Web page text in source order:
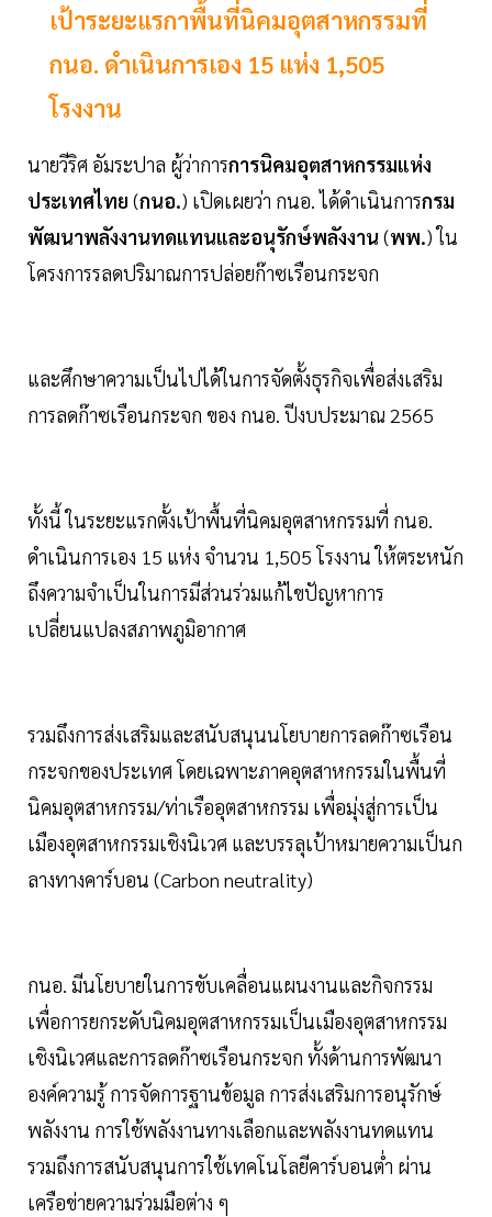
เป้าระยะแรกาพื้นที่นิคมอุตสาหกรรมที่
กนอ. ดำเนินการเอง 15 แห่ง 1,505
โรงงาน
นายวีริศ อัมระปาล ผู้ว่าการการนิคมอุตสาหกรรมแห่ง
ประเทศไทย (กนอ.) เปิดเผยว่า กนอ. ได้ดำเนินการกรม
พัฒนาพลังงานทดแทนและอนุรักษ์พลังงาน (พพ.) ใน
โครงการรลดปริมาณการปล่อยก๊าซเรือนกระจก
และศึกษาความเป็นไปได้ในการจัดตั้งธุรกิจเพื่อส่งเสริม
การลดก๊าซเรือนกระจก ของ กนอ. ปีงบประมาณ 2565
ทั้งนี้ ในระยะแรกตั้งเป้าพื้นที่นิคมอุตสาหกรรมที่ กนอ.
ดำเนินการเอง 15 แห่ง จำนวน 1,505 โรงงาน ให้ตระหนัก
ถึงความจําเป็นในการมีส่วนร่วมแก้ไขปัญหาการ
เปลี่ยนแปลงสภาพภูมิอากาศ
รวมถึงการส่งเสริมและสนับสนุนนโยบายการลดก๊าซเรือน
กระจกของประเทศ โดยเฉพาะภาคอุตสาหกรรมในพื้นที่
นิคมอุตสาหกรรม/ท่าเรืออุตสาหกรรม เพื่อมุ่งสู่การเป็น
เมืองอุตสาหกรรมเชิงนิเวศ และบรรลุเป้าหมายความเป็นก
ลางทางคาร์บอน (Carbon neutrality)
กนอ. มีนโยบายในการขับเคลื่อนแผนงานและกิจกรรม
เพื่อการยกระดับนิคมอุตสาหกรรมเป็นเมืองอุตสาหกรรม
เชิงนิเวศและการลดก๊าซเรือนกระจก ทั้งด้านการพัฒนา
องค์ความรู้ การจัดการฐานข้อมูล การส่งเสริมการอนุรักษ์
พลังงาน การใช้พลังงานทางเลือกและพลังงานทดแทน
รวมถึงการสนับสนุนการใช้เทคโนโลยีคาร์บอนต่ำ ผ่าน
เครือข่ายความร่วมมือต่าง ๆ